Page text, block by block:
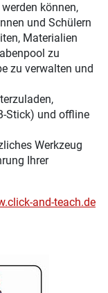
können,
und Schülern
Materialien
zu
zu verwalten und
Stick) und offline
Werkzeug
Ihrer
and-teach.de